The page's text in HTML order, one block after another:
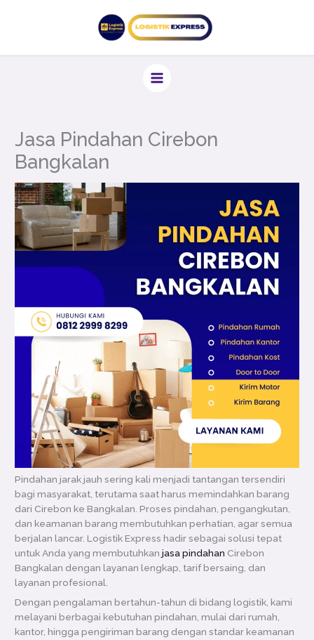
Jasa Pindahan Cirebon
Bangkalan
Pindahan jarak jauh sering kali menjadi tantangan tersendiri
bagi masyarakat, terutama saat harus memindahkan barang
dari Cirebon ke Bangkalan. Proses pindahan, pengangkutan,
dan keamanan barang membutuhkan perhatian, agar semua
berjalan lancar. Logistik Express hadir sebagai solusi tepat
untuk Anda yang membutuhkanjasa pindahan Cirebon
Bangkalan dengan layanan lengkap, tarif bersaing, dan
layanan profesional.
Dengan pengalaman bertahun-tahun di bidang logistik, kami
melayani berbagai kebutuhan pindahan, mulai dari rumah,
kantor, hingga pengiriman barang dengan standar keamanan